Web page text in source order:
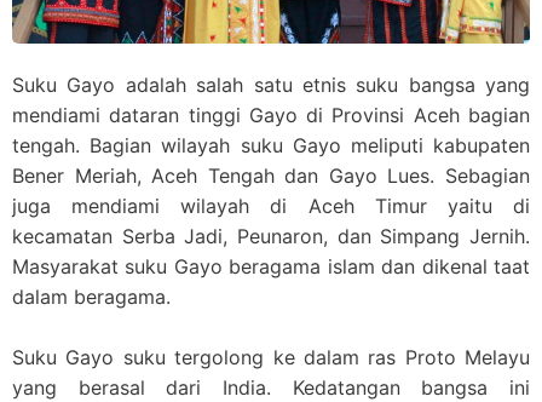
Suku Gayo adalah salah satu etnis suku bangsa yang
mendiami dataran tinggi Gayo di Provinsi Aceh bagian
tengah. Bagian wilayah suku Gayo meliputi kabupaten
Bener Meriah, Aceh Tengah dan Gayo Lues. Sebagian
juga mendiami wilayah di Aceh Timur yaitu di
kecamatan Serba Jadi, Peunaron, dan Simpang Jernih.
Masyarakat suku Gayo beragama islam dan dikenal taat
dalam beragama.
Suku Gayo suku tergolong ke dalam ras Proto Melayu
yang berasal dari India. Kedatangan bangsa ini